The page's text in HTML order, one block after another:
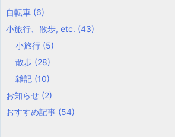
自転車 (6)
小旅行、散歩, etc. (43)
小旅行 (5)
散歩 (28)
雑記 (10)
お知らせ (2)
おすすめ記事 (54)